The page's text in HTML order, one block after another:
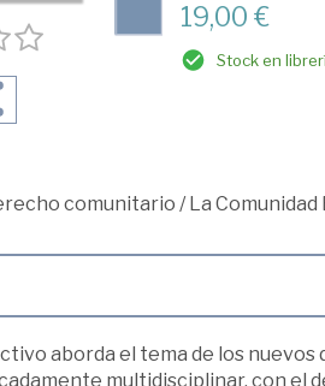
19,00 €
Stock en
comunitario / La Comunidad
aborda el tema de los
multidisciplinar, con el